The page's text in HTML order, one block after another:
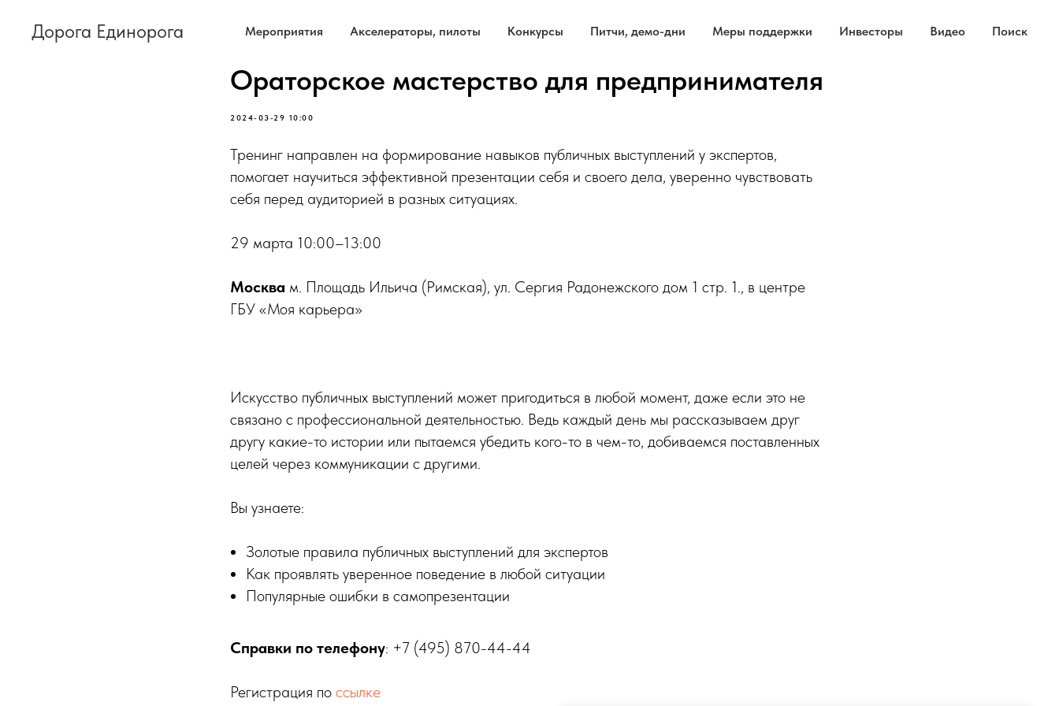
Дорога Единорога Мероприятия Акселераторы, пилоты Конкурсы Питчи, демо-дни Меры поддержки Инвесторы Видео Поиск
Ораторское мастерство для предпринимателя
2024-03-29 10:00
Тренинг направлен на формирование навыков публичных выступлений у экспертов,
помогает научиться эффективной презентации себя и своего дела, уверенно чувствовать
себя перед аудиторией в разных ситуациях.
29 марта 10:00–13:00
Москва м. Площадь Ильича (Римская), ул. Сергия Радонежского дом 1 стр. 1., в центре
ГБУ «Моя карьера»
Искусство публичных выступлений может пригодиться в любой момент, даже если это не
связано с профессиональной деятельностью. Ведь каждый день мы рассказываем друг
другу какие-то истории или пытаемся убедить кого-то в чем-то, добиваемся поставленных
целей через коммуникации с другими.
Вы узнаете:
Золотые правила публичных выступлений для экспертов
Как проявлять уверенное поведение в любой ситуации
Популярные ошибки в самопрезентации
Справки по телефону: +7 (495) 870-44-44
Регистрация по ссылке